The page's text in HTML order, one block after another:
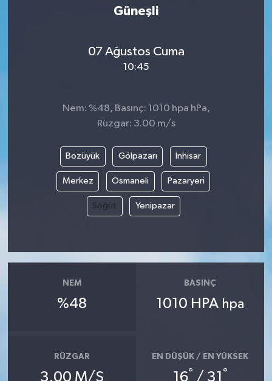
Güneşli
07 Ağustos Cuma
10:45
Nem: %48, Basınç: 1010 hpa hPa,
Rüzgar: 3.00 m/s
Bozüyük Gölpazarı İnhisar
Merkez Osmaneli Pazaryeri
Söğüt Yenipazar
NEM
%48
BASINÇ
1010 HPA hpa
RÜZGAR
3.00 M/S
EN DÜŞÜK / EN YÜKSEK
16° / 31 °